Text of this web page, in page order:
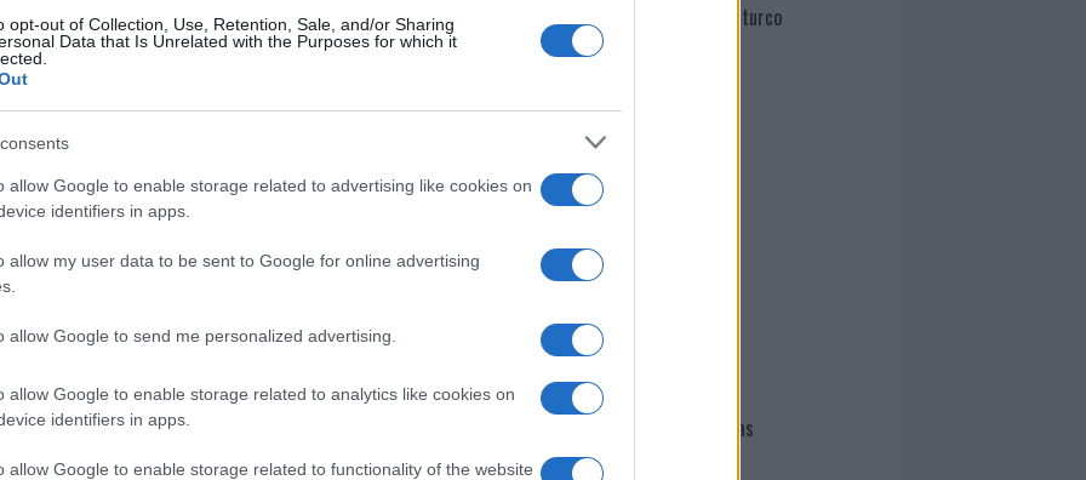
opt-out of Collection, Use, Retention, Sale, and/or Sharing
Data that Is Unrelated with the Purposes for which it
allow Google to enable storage related to advertising like cookies on
identifiers in apps.
allow my user data to be sent to Google for online advertising
allow Google to send me personalized advertising.
allow Google to enable storage related to analytics like cookies on
identifiers in apps.
allow Google to enable storage related to functionality of the website
Martina Agostina Diturco
I nostri cari
I nostri cari
Giovannimaria Cabras